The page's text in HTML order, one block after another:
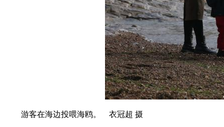
游客在海边投喂海鸥。 衣冠超 摄